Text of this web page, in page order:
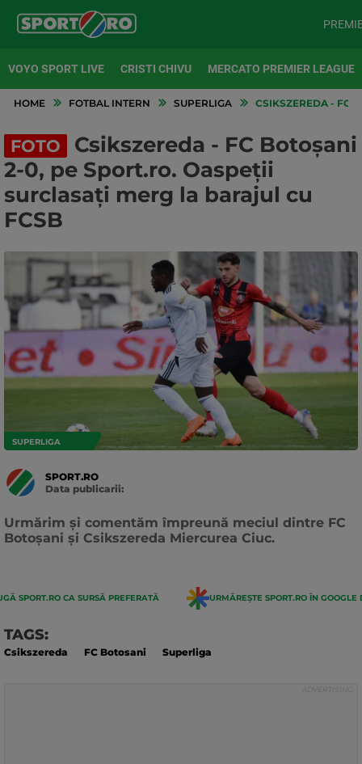
VOYO SPORT LIVE CRISTI CHIVU MERCATO PREMIER LEAGUE
HOME FOTBAL INTERN SUPERLIGA CSIKSZEREDA - FC
FOTO
Csikszereda - FC Botoșani
2-0, pe Sport.ro. Oaspeții
surclasați merg la barajul cu
FCSB
SUPERLIGA
SPORT.RO
Data publicarii:
Urmărim și comentăm împreună meciul dintre FC
Botoșani și Csikszereda Miercurea Ciuc.
SPORT.RO CA SURSĂ PREFERATĂ URMĂREȘTE SPORT.RO ÎN GOOGLE
TAGS:
Csikszereda FC Botosani Superliga